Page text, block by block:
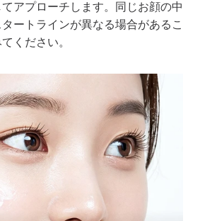
アプローチします。同じお顔の中
ートラインが異なる場合があるこ
ください。